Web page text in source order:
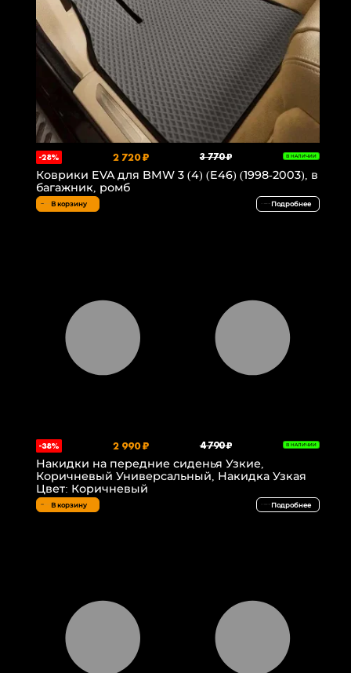
-28% 2 720 ₽ 3 770 ₽ В НАЛИЧИИ
Коврики EVA для BMW 3 (4) (E46) (1998-2003), в
багажник, ромб
В корзину Подробнее
-38% 2 990 ₽ 4 790 ₽ В НАЛИЧИИ
Накидки на передние сиденья Узкие,
Коричневый Универсальный, Накидка Узкая
Цвет: Коричневый
В корзину Подробнее